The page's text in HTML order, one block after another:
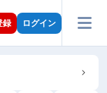
録 ログイン